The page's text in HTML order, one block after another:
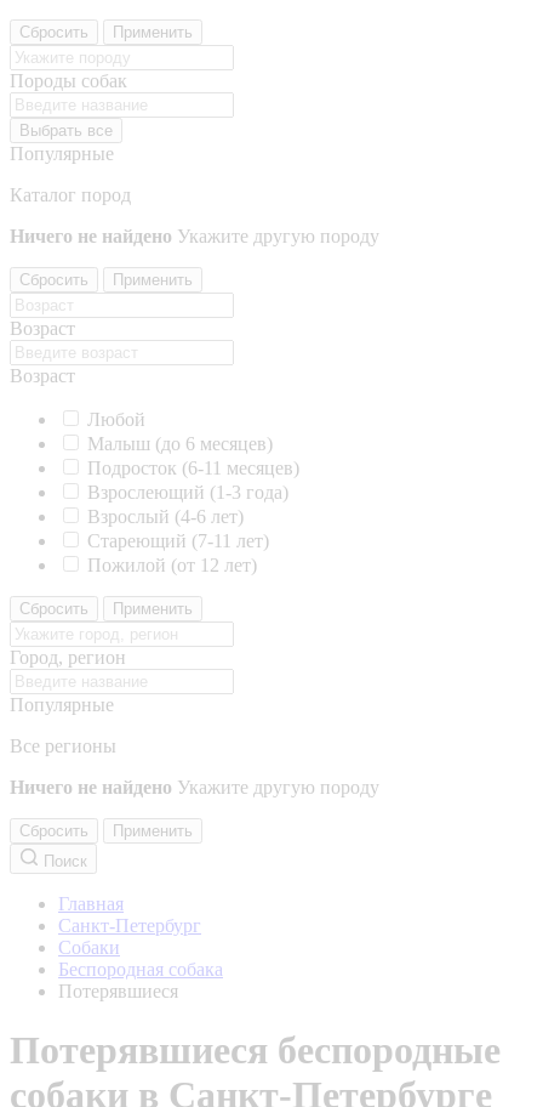
Сбросить Применить
Породы собак
Выбрать все
Популярные
Каталог пород
Ничего не найдено Укажите другую породу
Сбросить Применить
Возраст
Возраст
Любой
Малыш (до 6 месяцев)
Подросток (6-11 месяцев)
Взрослеющий (1-3 года)
Взрослый (4-6 лет)
Стареющий (7-11 лет)
Пожилой (от 12 лет)
Сбросить Применить
Город, регион
Популярные
Все регионы
Ничего не найдено Укажите другую породу
Сбросить
Применить
Поиск
Главная
Санкт-Петербург
Собаки
Беспородная собака
Потерявшиеся
Потерявшиеся беспородные
собаки в Санкт-Петербурге